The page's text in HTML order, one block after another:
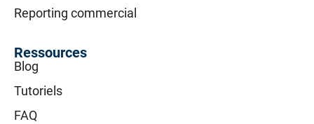
Reporting commercial
Ressources
Blog
Tutoriels
FAQ